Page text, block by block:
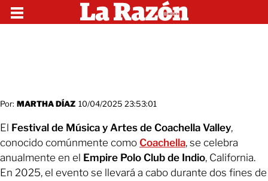
Por: MARTHA DÍAZ 10/04/2025 23:53:01
El Festival de Música y Artes de Coachella Valley,
conocido comúnmente como Coachella, se celebra
anualmente en el Empire Polo Club de Indio, California.
En 2025, el evento se llevará a cabo durante dos fines de